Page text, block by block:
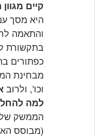
קיים
היא מסך
והתאמה
בתקשורת
כפתורים
מבחינת
וכו', ולרוב
למה
הממשק של
(מבוסס